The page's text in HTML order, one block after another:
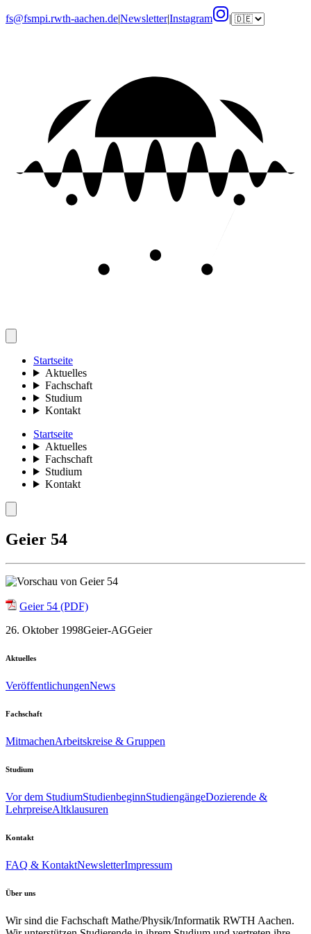
fs@fsmpi.rwth-aachen.de|Newsletter|Instagram |
Startseite
Aktuelles
Fachschaft
Studium
Kontakt
Startseite
Aktuelles
Fachschaft
Studium
Kontakt
Geier 54
Geier 54 (PDF)
26. Oktober 1998Geier-AGGeier
Aktuelles
VeröffentlichungenNews
Fachschaft
MitmachenArbeitskreise & Gruppen
Studium
Vor dem StudiumStudienbeginnStudiengängeDozierende &
LehrpreiseAltklausuren
Kontakt
FAQ & KontaktNewsletterImpressum
Über uns
Wir sind die Fachschaft Mathe/Physik/Informatik RWTH Aachen.